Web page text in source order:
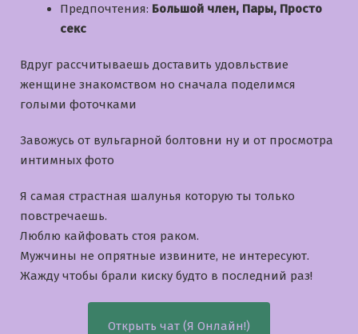
Предпочтения: Большой член, Пары, Просто
секс
Вдруг рассчитываешь доставить удовльствие
женщине знакомством но сначала поделимся
голыми фоточками
Завожусь от вульгарной болтовни ну и от просмотра
интимных фото
Я самая страстная шалунья которую ты только
повстречаешь.
Люблю кайфовать стоя раком.
Мужчины не опрятные извините, не интересуют.
Жажду чтобы брали киску будто в последний раз!
Открыть чат (Я Онлайн!)